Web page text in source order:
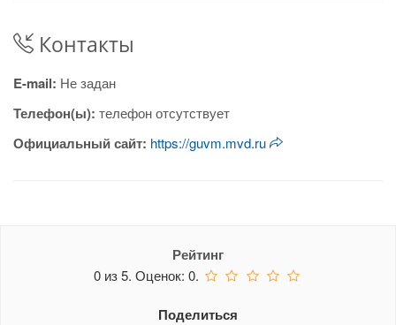
Контакты
E-mail: Не задан
Телефон(ы): телефон отсутствует
Официальный сайт: https://guvm.mvd.ru
Рейтинг
0 из5. Оценок:0.
Поделиться